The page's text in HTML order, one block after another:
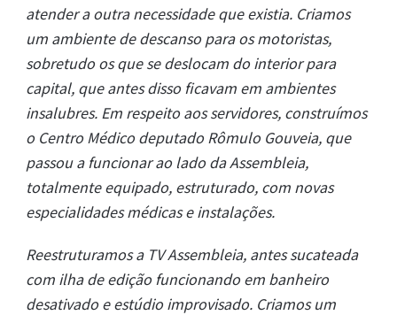
atender a outra necessidade que existia. Criamos
um ambiente de descanso para os motoristas,
sobretudo os que se deslocam do interior para
capital, que antes disso ficavam em ambientes
insalubres. Em respeito aos servidores, construímos
o Centro Médico deputado Rômulo Gouveia, que
passou a funcionar ao lado da Assembleia,
totalmente equipado, estruturado, com novas
especialidades médicas e instalações.
Reestruturamos a TV Assembleia, antes sucateada
com ilha de edição funcionando em banheiro
desativado e estúdio improvisado. Criamos um